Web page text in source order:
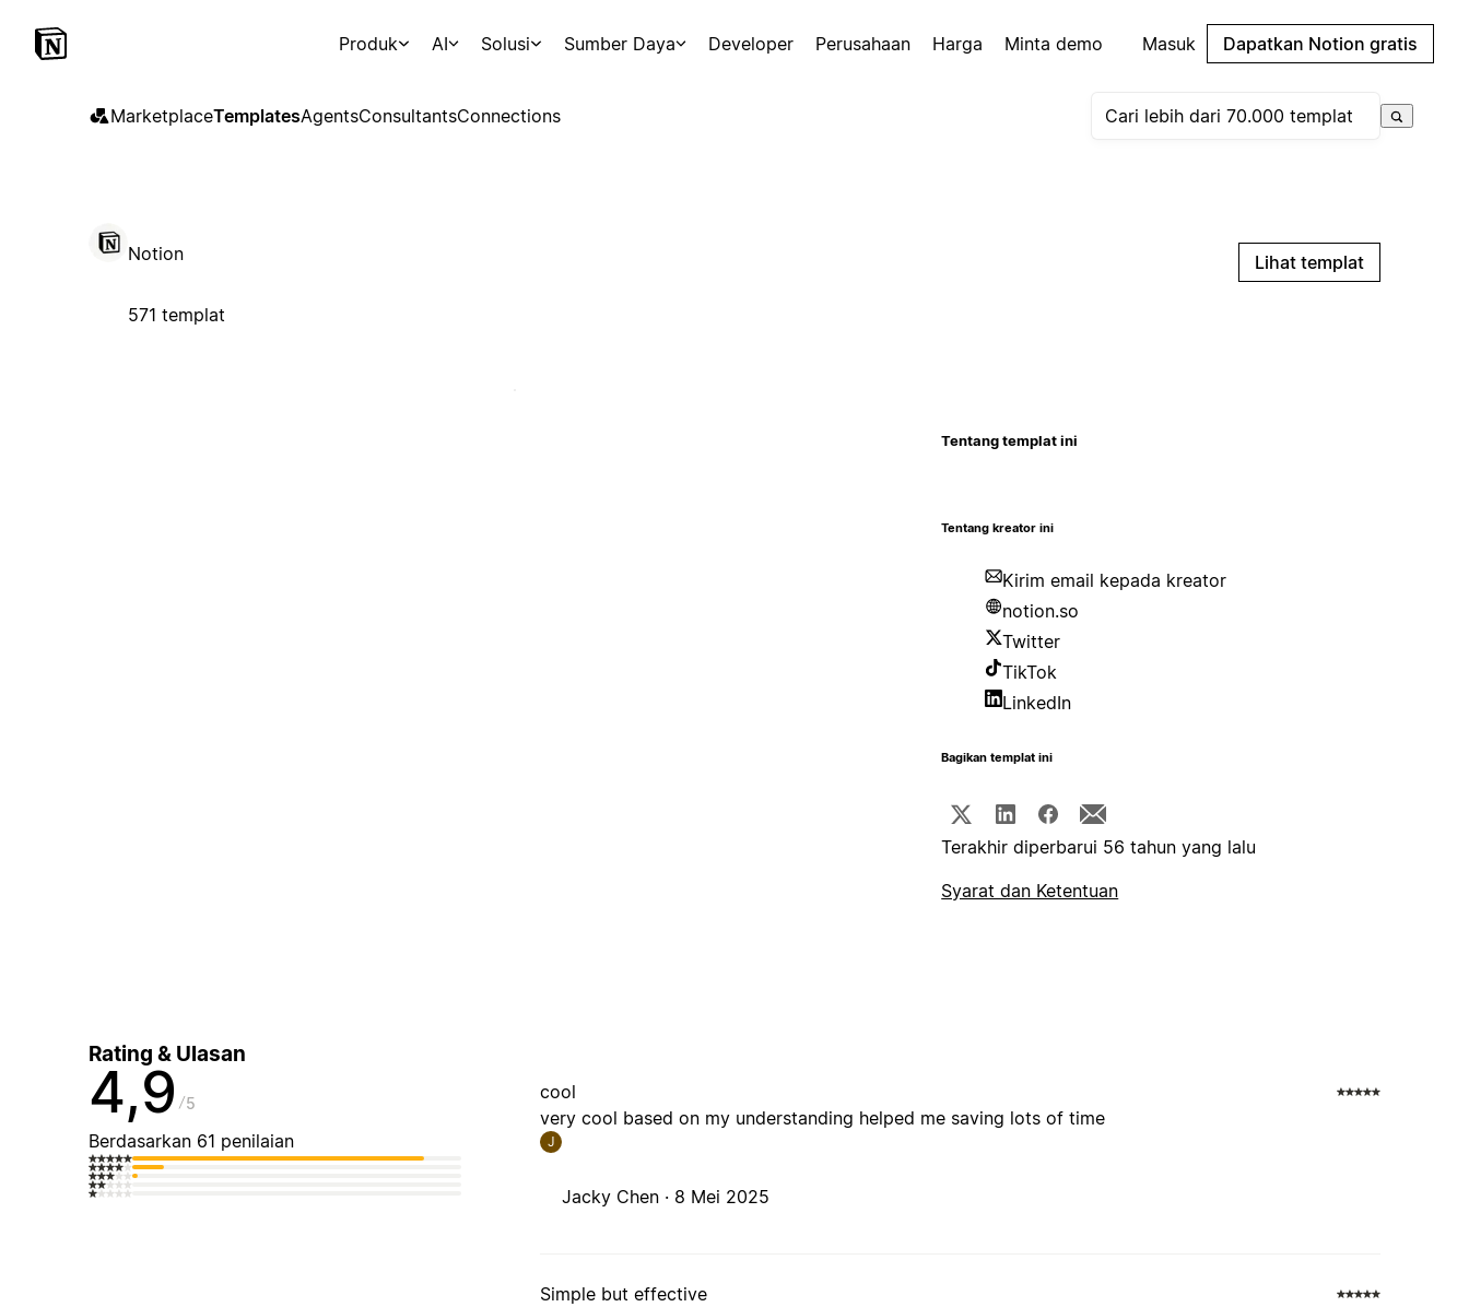
Produk AI Solusi Sumber Daya Developer Perusahaan Harga Minta demo Masuk Dapatkan Notion gratis
MarketplaceTemplatesAgentsConsultantsConnections
Notion
571 templat
Lihat templat
Tentang templat ini
Tentang kreator ini
Kirim email kepada kreator
notion.so
Twitter
TikTok
LinkedIn
Bagikan templat ini
Terakhir diperbarui 56 tahun yang lalu
Syarat dan Ketentuan
Rating & Ulasan
4,9 5
Berdasarkan 61 penilaian
cool
very cool based on my understanding helped me saving lots of time
J
Jacky Chen · 8 Mei 2025
Simple but effective